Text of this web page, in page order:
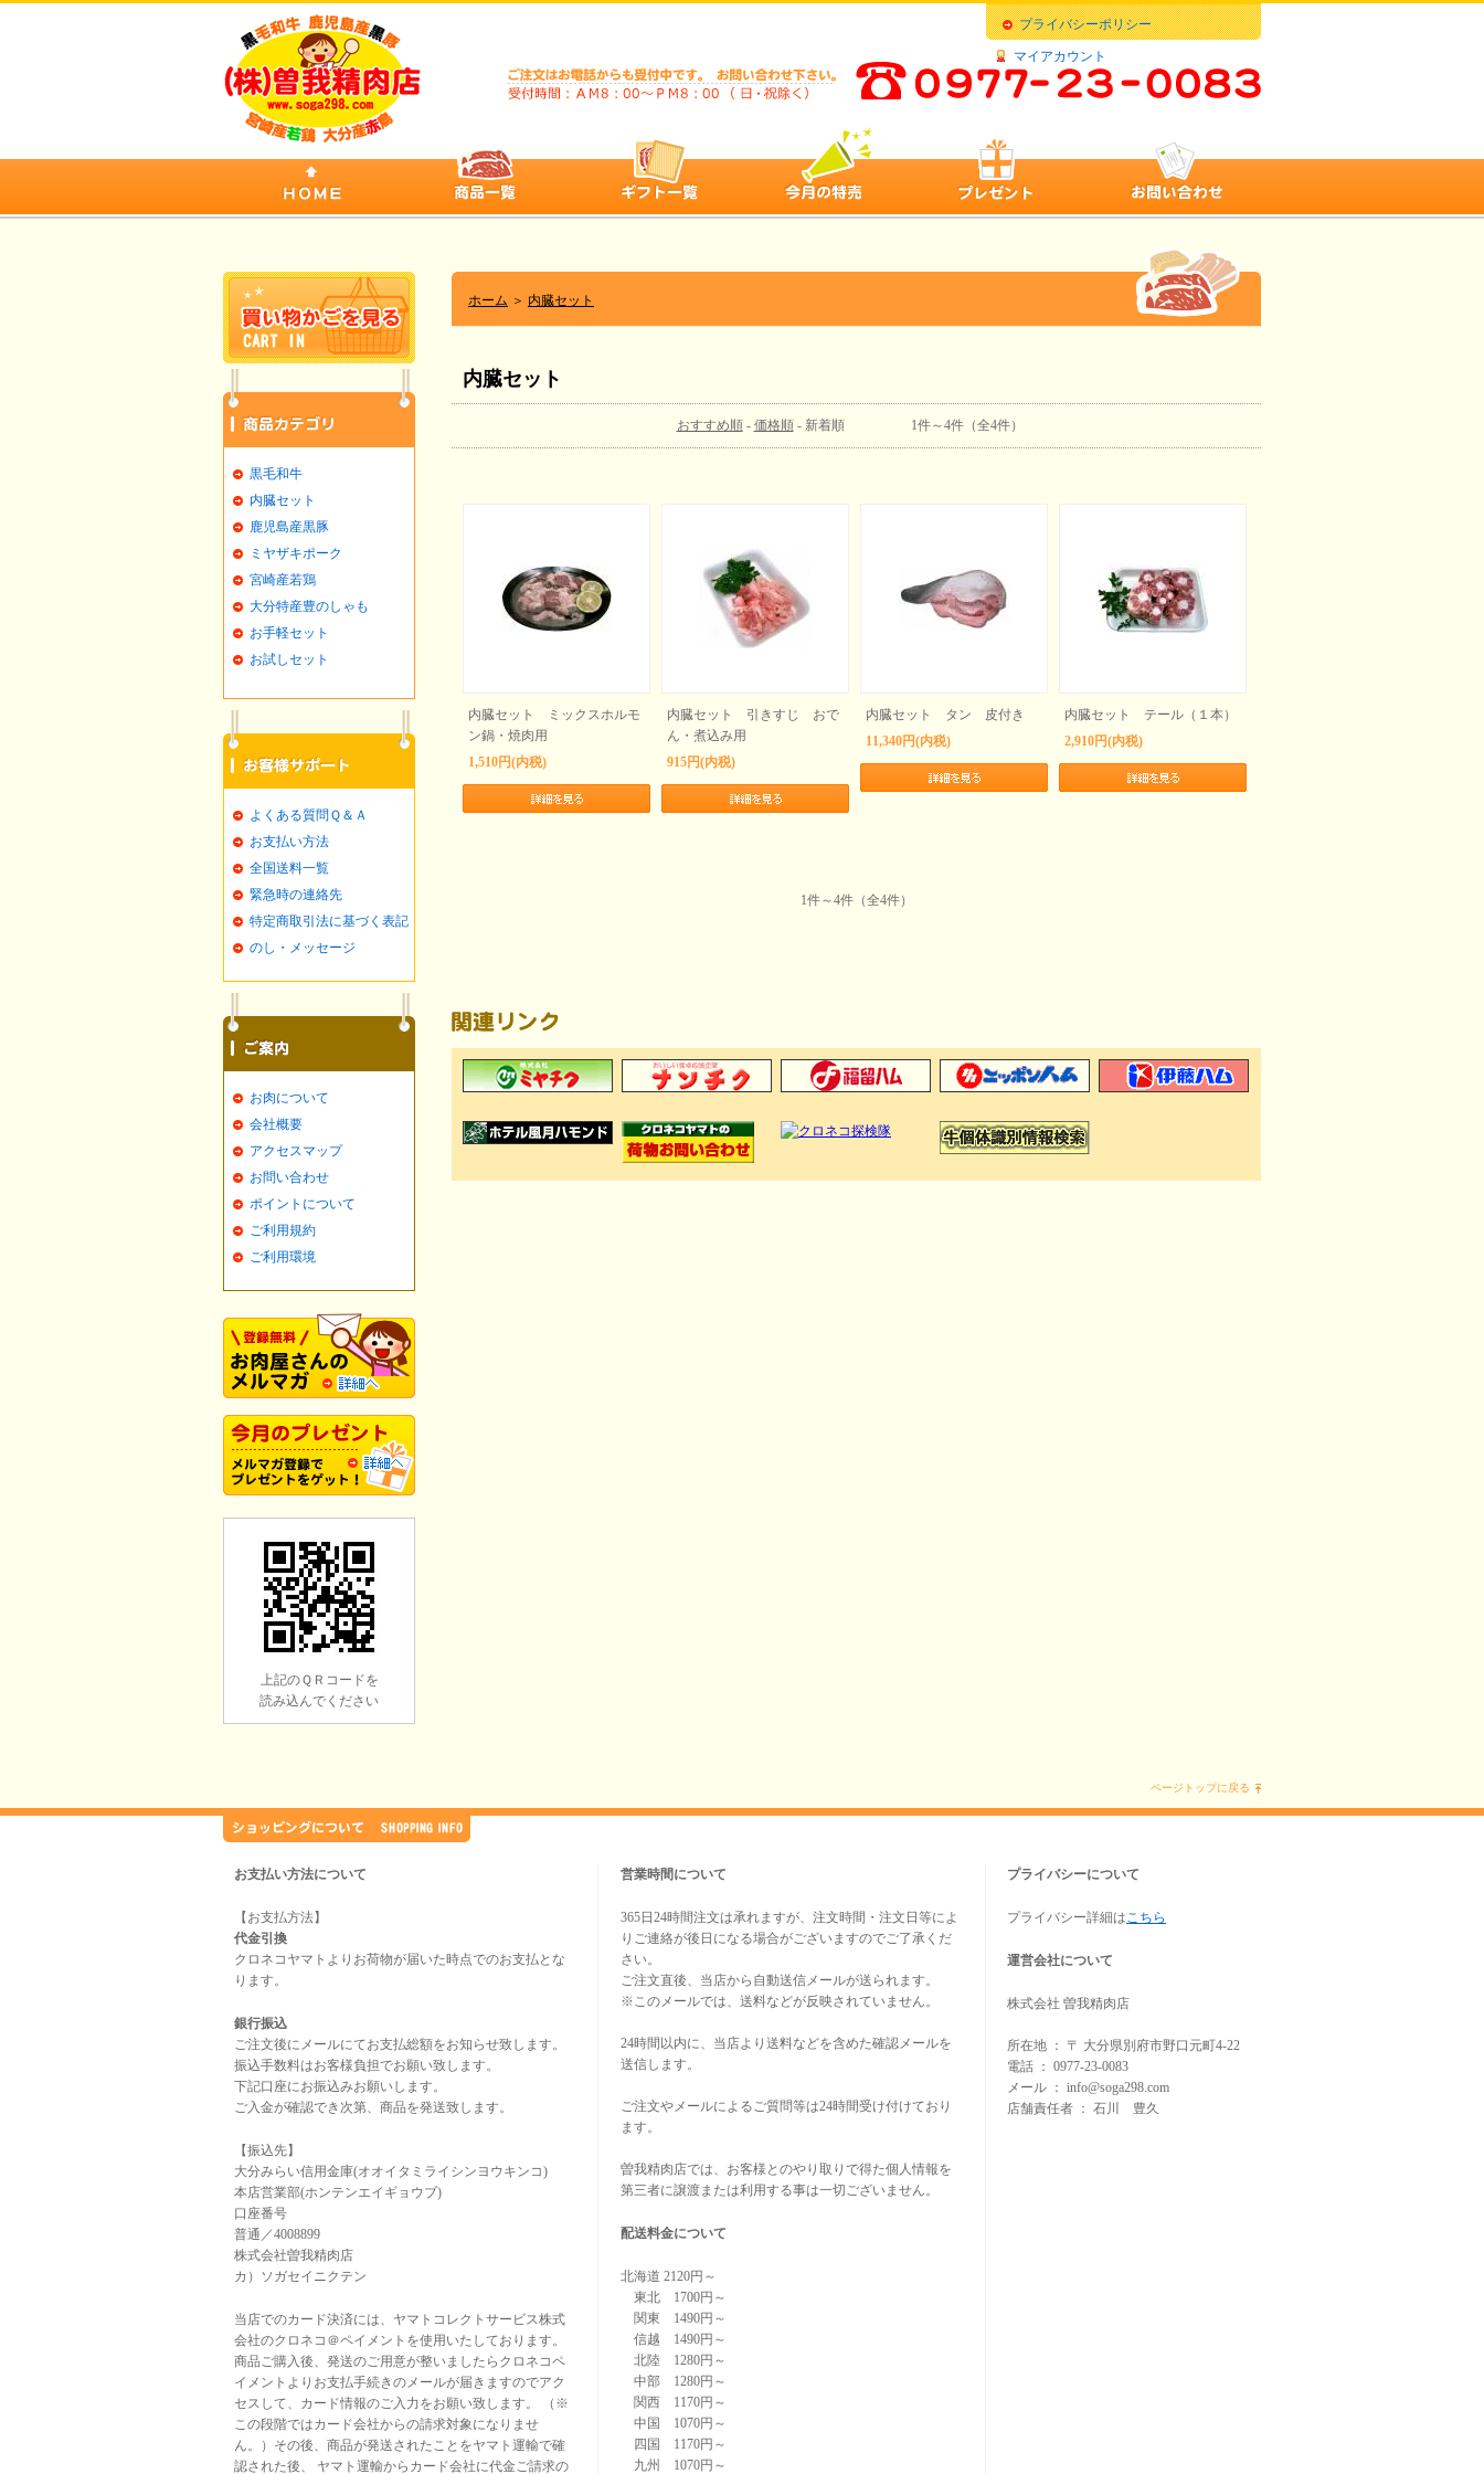
プライバシーポリシー
マイアカウント
ホーム ＞ 内臓セット
内臓セット
おすすめ順- 価格順- 新着順 1件～4件（全4件）
内臓セット ミックスホルモ
ン鍋・焼肉用
1,510円(内税)
内臓セット 引きすじ おで
ん・煮込み用
915円(内税)
内臓セット タン 皮付き
11,340円(内税)
内臓セット テール（１本）
2,910円(内税)
1件～4件（全4件）
黒毛和牛
内臓セット
鹿児島産黒豚
ミヤザキポーク
宮崎産若鶏
大分特産豊のしゃも
お手軽セット
お試しセット
よくある質問Ｑ＆Ａ
お支払い方法
全国送料一覧
緊急時の連絡先
特定商取引法に基づく表記
のし・メッセージ
お肉について
会社概要
アクセスマップ
お問い合わせ
ポイントについて
ご利用規約
ご利用環境
上記のＱＲコードを
読み込んでください
ページトップに戻る
お支払い方法について
【お支払方法】
代金引換
クロネコヤマトよりお荷物が届いた時点でのお支払とな
ります。
銀行振込
ご注文後にメールにてお支払総額をお知らせ致します。
振込手数料はお客様負担でお願い致します。
下記口座にお振込みお願いします。
ご入金が確認でき次第、商品を発送致します。
【振込先】
大分みらい信用金庫(オオイタミライシンヨウキンコ)
本店営業部(ホンテンエイギョウブ)
口座番号
普通／4008899
株式会社曽我精肉店
カ）ソガセイニクテン
当店でのカード決済には、ヤマトコレクトサービス株式
会社のクロネコ＠ペイメントを使用いたしております。
商品ご購入後、発送のご用意が整いましたらクロネコペ
イメントよりお支払手続きのメールが届きますのでアク
セスして、カード情報のご入力をお願い致します。 （※
この段階ではカード会社からの請求対象になりませ
ん。）その後、商品が発送されたことをヤマト運輸で確
認された後、 ヤマト運輸からカード会社に代金ご請求の
営業時間について
365日24時間注文は承れますが、注文時間・注文日等によ
りご連絡が後日になる場合がございますのでご了承くだ
さい。
ご注文直後、当店から自動送信メールが送られます。
※このメールでは、送料などが反映されていません。
24時間以内に、当店より送料などを含めた確認メールを
送信します。
ご注文やメールによるご質問等は24時間受け付けており
ます。
曽我精肉店では、お客様とのやり取りで得た個人情報を
第三者に譲渡または利用する事は一切ございません。
配送料金について
北海道 2120円～
東北 1700円～
関東 1490円～
信越 1490円～
北陸 1280円～
中部 1280円～
関西 1170円～
中国 1070円～
四国 1170円～
九州 1070円～
プライバシーについて
プライバシー詳細はこちら
運営会社について
株式会社 曽我精肉店
所在地 ： 〒 大分県別府市野口元町4-22
電話 ： 0977-23-0083
メール ： info@soga298.com
店舗責任者 ： 石川 豊久